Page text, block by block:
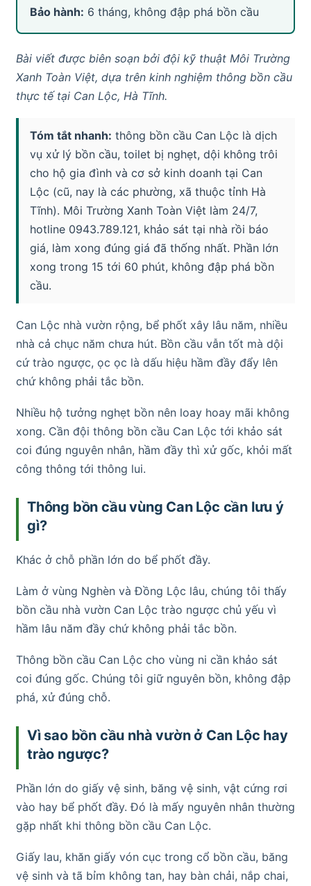
Bảo hành: 6 tháng, không đập phá bồn cầu
Bài viết được biên soạn bởi đội kỹ thuật Môi Trường
Xanh Toàn Việt, dựa trên kinh nghiệm thông bồn cầu
thực tế tại Can Lộc, Hà Tĩnh.
Tóm tắt nhanh: thông bồn cầu Can Lộc là dịch
vụ xử lý bồn cầu, toilet bị nghẹt, dội không trôi
cho hộ gia đình và cơ sở kinh doanh tại Can
Lộc (cũ, nay là các phường, xã thuộc tỉnh Hà
Tĩnh). Môi Trường Xanh Toàn Việt làm 24/7,
hotline 0943.789.121, khảo sát tại nhà rồi báo
giá, làm xong đúng giá đã thống nhất. Phần lớn
xong trong 15 tới 60 phút, không đập phá bồn
cầu.
Can Lộc nhà vườn rộng, bể phốt xây lâu năm, nhiều
nhà cả chục năm chưa hút. Bồn cầu vẫn tốt mà dội
cứ trào ngược, ọc ọc là dấu hiệu hầm đầy đẩy lên
chứ không phải tắc bồn.
Nhiều hộ tưởng nghẹt bồn nên loay hoay mãi không
xong. Cần đội thông bồn cầu Can Lộc tới khảo sát
coi đúng nguyên nhân, hầm đầy thì xử gốc, khỏi mất
công thông tới thông lui.
Thông bồn cầu vùng Can Lộc cần lưu ý
gì?
Khác ở chỗ phần lớn do bể phốt đầy.
Làm ở vùng Nghèn và Đồng Lộc lâu, chúng tôi thấy
bồn cầu nhà vườn Can Lộc trào ngược chủ yếu vì
hầm lâu năm đầy chứ không phải tắc bồn.
Thông bồn cầu Can Lộc cho vùng ni cần khảo sát
coi đúng gốc. Chúng tôi giữ nguyên bồn, không đập
phá, xử đúng chỗ.
Vì sao bồn cầu nhà vườn ở Can Lộc hay
trào ngược?
Phần lớn do giấy vệ sinh, băng vệ sinh, vật cứng rơi
vào hay bể phốt đầy. Đó là mấy nguyên nhân thường
gặp nhất khi thông bồn cầu Can Lộc.
Giấy lau, khăn giấy vón cục trong cổ bồn cầu, băng
vệ sinh và tã bỉm không tan, hay bàn chải, nắp chai,